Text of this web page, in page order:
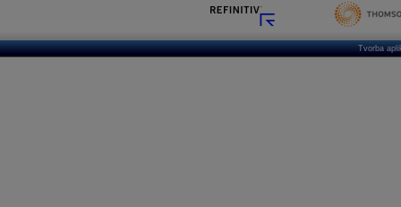
Databanka - Ekonomický růst Tvorba